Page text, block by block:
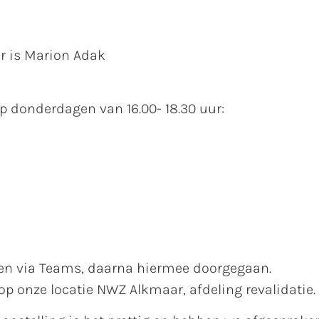
is Marion Adak
van 16.00- 18.30 uur:
via Teams, daarna hiermee doorgegaan.
onze locatie NWZ Alkmaar, afdeling revalidatie.